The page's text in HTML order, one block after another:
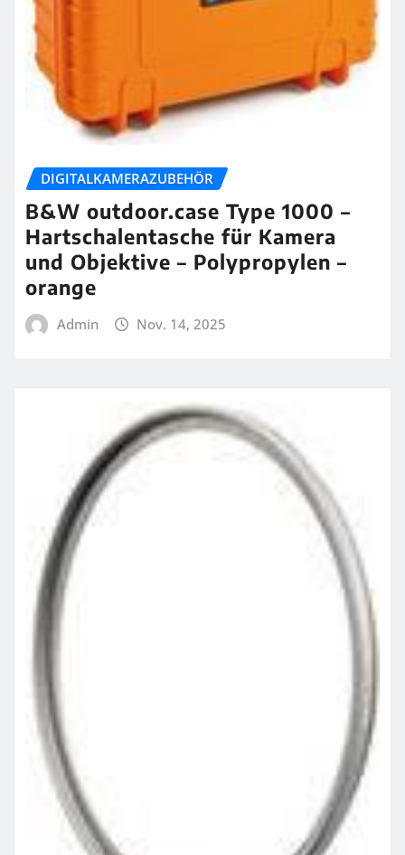
DIGITALKAMERAZUBEHÖR
B&W outdoor.case Type 1000 –
Hartschalentasche für Kamera
und Objektive – Polypropylen –
orange
Admin Nov. 14, 2025